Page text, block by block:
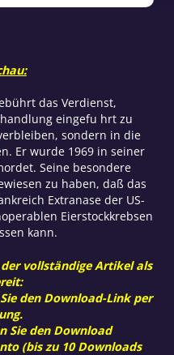
das Verdienst,
eingefu hrt zu
sondern in die
Er wurde 1969 in seiner
Seine besondere
zu haben, daß das
Extranase der US-
Eierstockkrebsen
kann.
vollständige Artikel als
den Download-Link per
Sie den Download
(bis zu 10 Downloads